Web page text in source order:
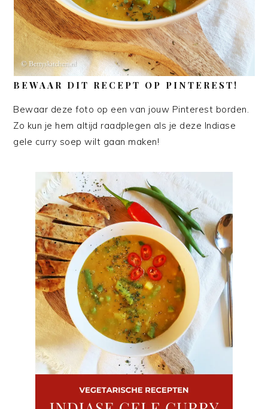
BEWAAR DIT RECEPT OP PINTEREST!
Bewaar deze foto op een van jouw Pinterest borden.
Zo kun je hem altijd raadplegen als je deze Indiase
gele curry soep wilt gaan maken!